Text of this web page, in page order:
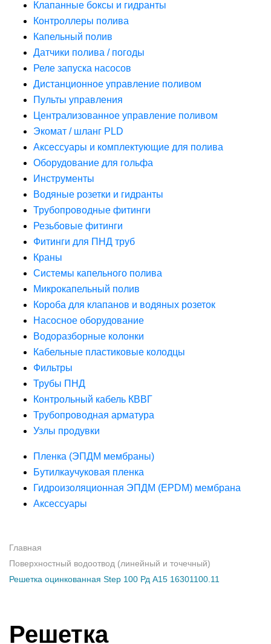
Клапанные боксы и гидранты
Контроллеры полива
Капельный полив
Датчики полива / погоды
Реле запуска насосов
Дистанционное управление поливом
Пульты управления
Централизованное управление поливом
Экомат / шланг PLD
Аксессуары и комплектующие для полива
Оборудование для гольфа
Инструменты
Водяные розетки и гидранты
Трубопроводные фитинги
Резьбовые фитинги
Фитинги для ПНД труб
Краны
Системы капельного полива
Микрокапельный полив
Короба для клапанов и водяных розеток
Насосное оборудование
Водоразборные колонки
Кабельные пластиковые колодцы
Фильтры
Трубы ПНД
Контрольный кабель КВВГ
Трубопроводная арматура
Узлы продувки
Пленка (ЭПДМ мембраны)
Бутилкаучуковая пленка
Гидроизоляционная ЭПДМ (EPDM) мембрана
Аксессуары
Главная
Поверхностный водоотвод (линейный и точечный)
Решетка оцинкованная Step 100 Рд А15 16301100.11
Решетка